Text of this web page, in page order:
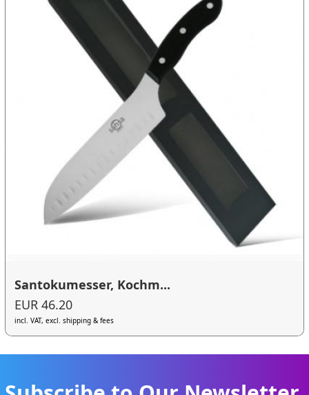
Santokumesser, Kochm...
EUR 46.20
incl. VAT, excl. shipping & fees